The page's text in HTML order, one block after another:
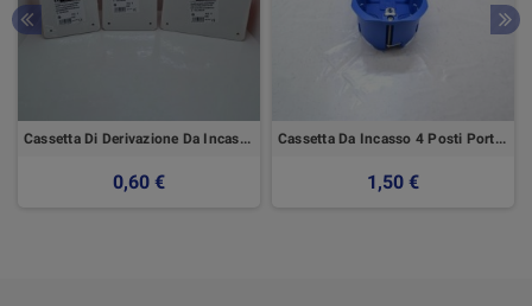
Cassetta Di Derivazione Da Incasso Elettrocanali
0,60 €
Cassetta Da Incasso 4 Posti Portafrutti Per Cartongesso
1,50 €